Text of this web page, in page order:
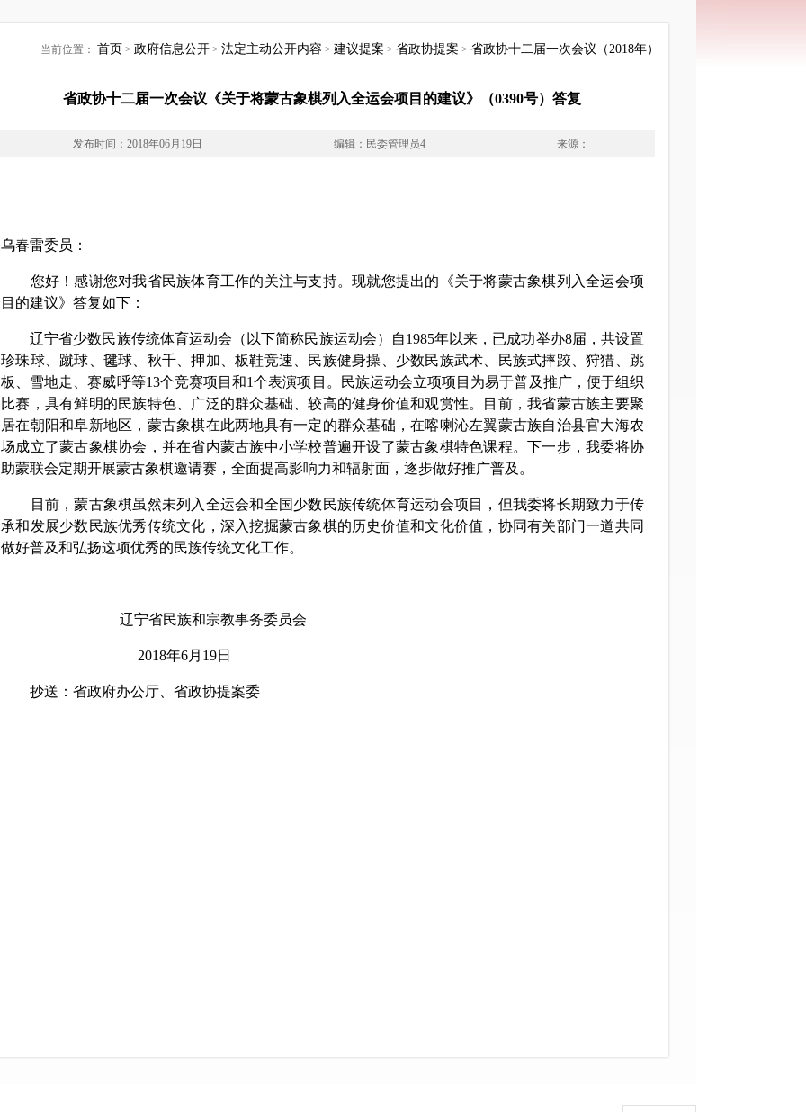
当前位置： 首页 > 政府信息公开 > 法定主动公开内容 > 建议提案 > 省政协提案 > 省政协十二届一次会议（2018年）
省政协十二届一次会议《关于将蒙古象棋列入全运会项目的建议》（0390号）答复
发布时间：2018年06月19日 编辑：民委管理员4 来源：
乌春雷委员：
您好！感谢您对我省民族体育工作的关注与支持。现就您提出的《关于将蒙古象棋列入全运会项
目的建议》答复如下：
辽宁省少数民族传统体育运动会（以下简称民族运动会）自1985年以来，已成功举办8届，共设置
珍珠球、蹴球、毽球、秋千、押加、板鞋竞速、民族健身操、少数民族武术、民族式摔跤、狩猎、跳
板、雪地走、赛威呼等13个竞赛项目和1个表演项目。民族运动会立项项目为易于普及推广，便于组织
比赛，具有鲜明的民族特色、广泛的群众基础、较高的健身价值和观赏性。目前，我省蒙古族主要聚
居在朝阳和阜新地区，蒙古象棋在此两地具有一定的群众基础，在喀喇沁左翼蒙古族自治县官大海农
场成立了蒙古象棋协会，并在省内蒙古族中小学校普遍开设了蒙古象棋特色课程。下一步，我委将协
助蒙联会定期开展蒙古象棋邀请赛，全面提高影响力和辐射面，逐步做好推广普及。
目前，蒙古象棋虽然未列入全运会和全国少数民族传统体育运动会项目，但我委将长期致力于传
承和发展少数民族优秀传统文化，深入挖掘蒙古象棋的历史价值和文化价值，协同有关部门一道共同
做好普及和弘扬这项优秀的民族传统文化工作。
辽宁省民族和宗教事务委员会
2018年6月 19日
抄送：省政府办公厅、省政协提案委